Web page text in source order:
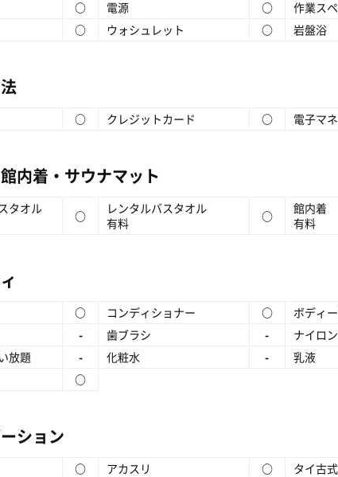
○ 電源 ○ 作業ス
○ ウォシュレット ○ 岩盤浴
○ クレジットカード ○ 電子マ
内着・サウナマット
タオル
○
レンタルバスタオル
有料
○
館内着
有料
○ コンディショナー ○ ボディ
- 歯ブラシ - ナイロ
放題
- 化粧水 - 乳液
○
ション
○ アカスリ ○ タイ古式